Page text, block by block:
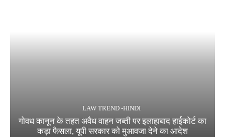
LAW TREND -HINDI
गोवध कानून के तहत अवैध वाहन जब्ती पर इलाहाबाद हाईकोर्ट का
कड़ा फैसला, यूपी सरकार को मुआवजा देने का आदेश